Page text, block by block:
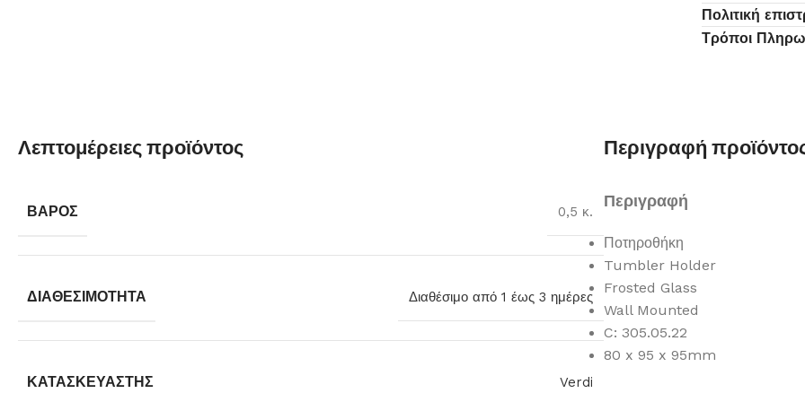
Πολιτική
Τρόποι
Λεπτομέρειες προϊόντος
ΒΆΡΟΣ 0,5 κ.
ΔΙΑΘΕΣΙΜΌΤΗΤΑ Διαθέσιμο από 1 έως 3 ημέρες
ΚΑΤΑΣΚΕΥΑΣΤΉΣ Verdi
Περιγραφή
Περιγραφή
Ποτηροθήκη
Tumbler Holder
Frosted Glass
Wall Mounted
C: 305.05.22
80 x 95 x 95mm